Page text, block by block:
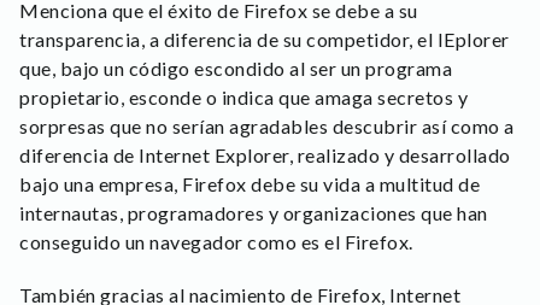
Menciona que el éxito de Firefox se debe a su
transparencia, a diferencia de su competidor, el IEplorer
que, bajo un código escondido al ser un programa
propietario, esconde o indica que amaga secretos y
sorpresas que no serían agradables descubrir así como a
diferencia de Internet Explorer, realizado y desarrollado
bajo una empresa, Firefox debe su vida a multitud de
internautas, programadores y organizaciones que han
conseguido un navegador como es el Firefox.
También gracias al nacimiento de Firefox, Internet